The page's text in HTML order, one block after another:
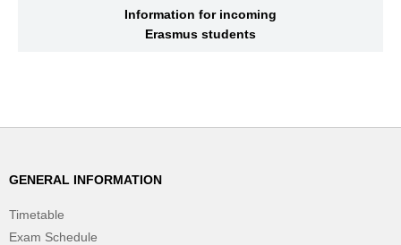
Information for incoming
Erasmus students
GENERAL INFORMATION
Timetable
Exam Schedule